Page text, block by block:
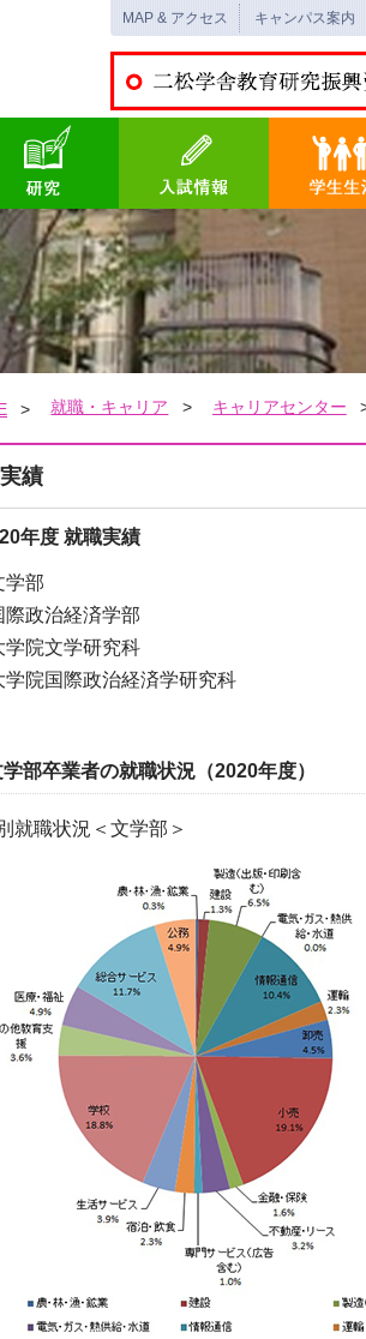
MAP & アクセス キャンパス案内
就職・キャリア キャリアセンター
績
年度 就職実績
学部
際政治経済学部
学院文学研究科
学院国際政治経済学研究科
部卒業者の就職状況（2020年度）
就職状況＜文学部＞